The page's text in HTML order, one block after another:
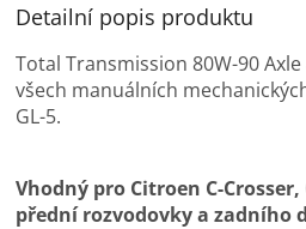
Detailní popis produktu
Total Transmission 80W-90
všech manuálních
GL-5.
Vhodný pro Citroen C-Crosser,
přední rozvodovky a zadního